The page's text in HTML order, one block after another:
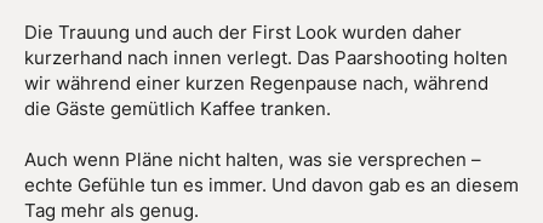
Die Trauung und auch der First Look wurden daher
kurzerhand nach innen verlegt. Das Paarshooting holten
wir während einer kurzen Regenpause nach, während
die Gäste gemütlich Kaffee tranken.
Auch wenn Pläne nicht halten, was sie versprechen –
echte Gefühle tun es immer. Und davon gab es an diesem
Tag mehr als genug.